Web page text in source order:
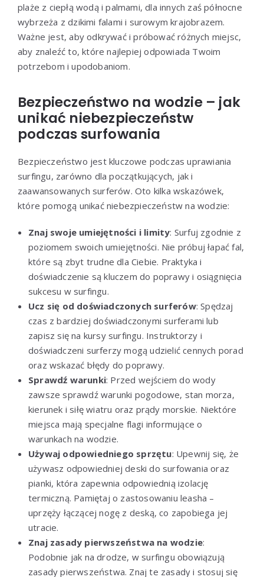
plaże z ciepłą wodą i palmami, dla innych zaś północne
wybrzeża z dzikimi falami i surowym krajobrazem.
Ważne jest, aby odkrywać i próbować różnych miejsc,
aby znaleźć to, które najlepiej odpowiada Twoim
potrzebom i upodobaniom.
Bezpieczeństwo na wodzie – jak
unikać niebezpieczeństw
podczas surfowania
Bezpieczeństwo jest kluczowe podczas uprawiania
surfingu, zarówno dla początkujących, jak i
zaawansowanych surferów. Oto kilka wskazówek,
które pomogą unikać niebezpieczeństw na wodzie:
Znaj swoje umiejętności i limity: Surfuj zgodnie z
poziomem swoich umiejętności. Nie próbuj łapać fal,
które są zbyt trudne dla Ciebie. Praktyka i
doświadczenie są kluczem do poprawy i osiągnięcia
sukcesu w surfingu.
Ucz się od doświadczonych surferów: Spędzaj
czas z bardziej doświadczonymi surferami lub
zapisz się na kursy surfingu. Instruktorzy i
doświadczeni surferzy mogą udzielić cennych porad
oraz wskazać błędy do poprawy.
Sprawdź warunki: Przed wejściem do wody
zawsze sprawdź warunki pogodowe, stan morza,
kierunek i siłę wiatru oraz prądy morskie. Niektóre
miejsca mają specjalne flagi informujące o
warunkach na wodzie.
Używaj odpowiedniego sprzętu: Upewnij się, że
używasz odpowiedniej deski do surfowania oraz
pianki, która zapewnia odpowiednią izolację
termiczną. Pamiętaj o zastosowaniu leasha –
uprzęży łączącej nogę z deską, co zapobiega jej
utracie.
Znaj zasady pierwszeństwa na wodzie:
Podobnie jak na drodze, w surfingu obowiązują
zasady pierwszeństwa. Znaj te zasady i stosuj się